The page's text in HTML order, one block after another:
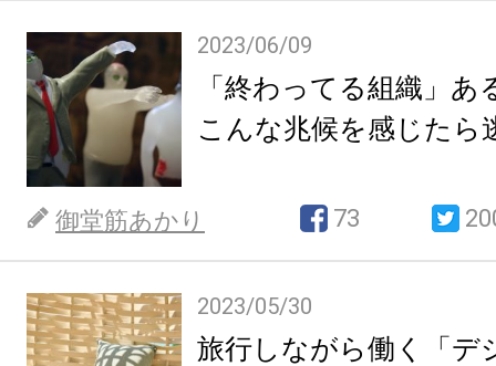
2023/06/09
「終わってる組織」
こんな兆候を感じたら
御堂筋あかり 73
2023/05/30
旅行しながら働く「デ